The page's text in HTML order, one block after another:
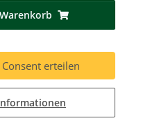
Consent erteilen